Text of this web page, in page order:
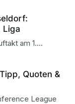
Liga
am 1....
Quoten &
League